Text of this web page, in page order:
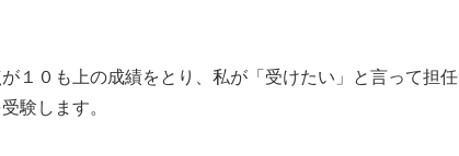
１０も上の成績をとり、私が「受けたい」と言って担任
験します。